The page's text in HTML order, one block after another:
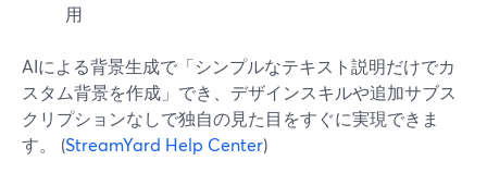
用
AIによる背景生成で「シンプルなテキスト説明だけでカ
スタム背景を作成」でき、デザインスキルや追加サブス
クリプションなしで独自の見た目をすぐに実現できま
す。 (StreamYard Help Center)